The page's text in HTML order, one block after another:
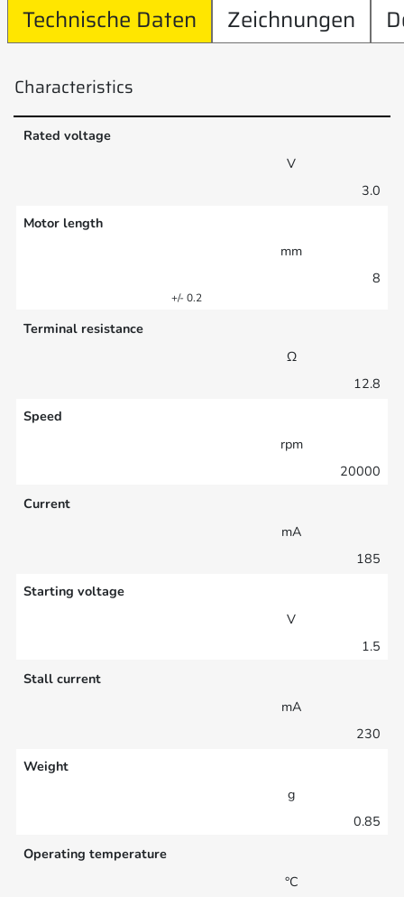
Technische Daten Zeichnungen
Characteristics
Rated voltage
V
3.0
Motor length
mm
8
+/- 0.2
Terminal resistance
Ω
12.8
Speed
rpm
20000
Current
mA
185
Starting voltage
V
1.5
Stall current
mA
230
Weight
g
0.85
Operating temperature
°C